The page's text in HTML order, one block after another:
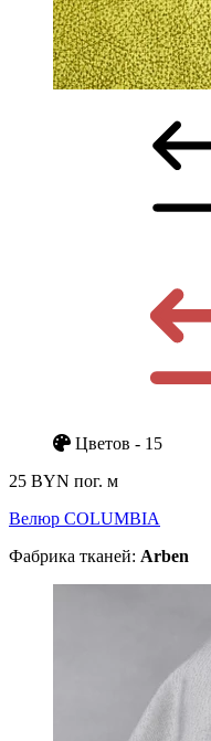
Цветов - 15
25 BYN пог. м
Велюр COLUMBIA
Фабрика тканей: Arben